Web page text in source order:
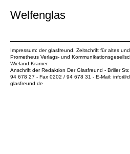
Welfenglas
Impressum: der glasfreund. Zeitschrift für altes
Prometheus Verlags- und
Wieland Kramer.
Anschrift der Redaktion Der Glasfreund - Briller
94 678 27 - Fax 0202 / 94 678 31 - E-Mail:
glasfreund.de